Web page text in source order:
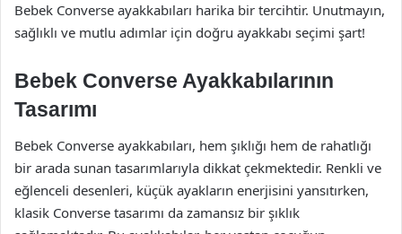
Bebek Converse ayakkabıları harika bir tercihtir. Unutmayın,
sağlıklı ve mutlu adımlar için doğru ayakkabı seçimi şart!
Bebek Converse Ayakkabılarının
Tasarımı
Bebek Converse ayakkabıları, hem şıklığı hem de rahatlığı
bir arada sunan tasarımlarıyla dikkat çekmektedir. Renkli ve
eğlenceli desenleri, küçük ayakların enerjisini yansıtırken,
klasik Converse tasarımı da zamansız bir şıklık